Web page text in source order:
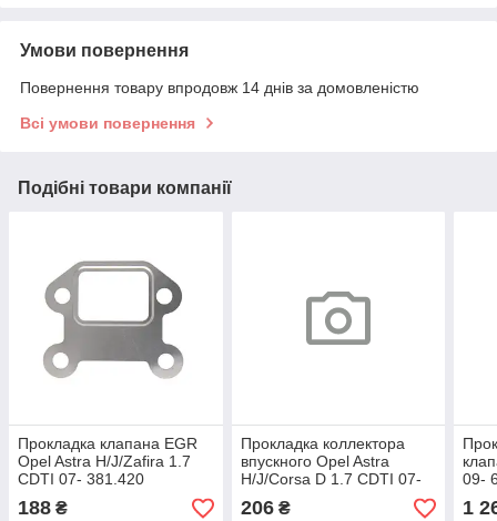
Умови повернення
Повернення товару впродовж 14 днів за домовленістю
Всі умови повернення
Подібні товари компанії
Прокладка клапана EGR
Opel Astra H/J/Zafira 1.7
CDTI 07- 381.420
(ELRING)
188 ₴
Прокладка коллектора
впускного Opel Astra
H/J/Corsa D 1.7 CDTI 07-
076.960 (ELRING)
206₴
09-
1